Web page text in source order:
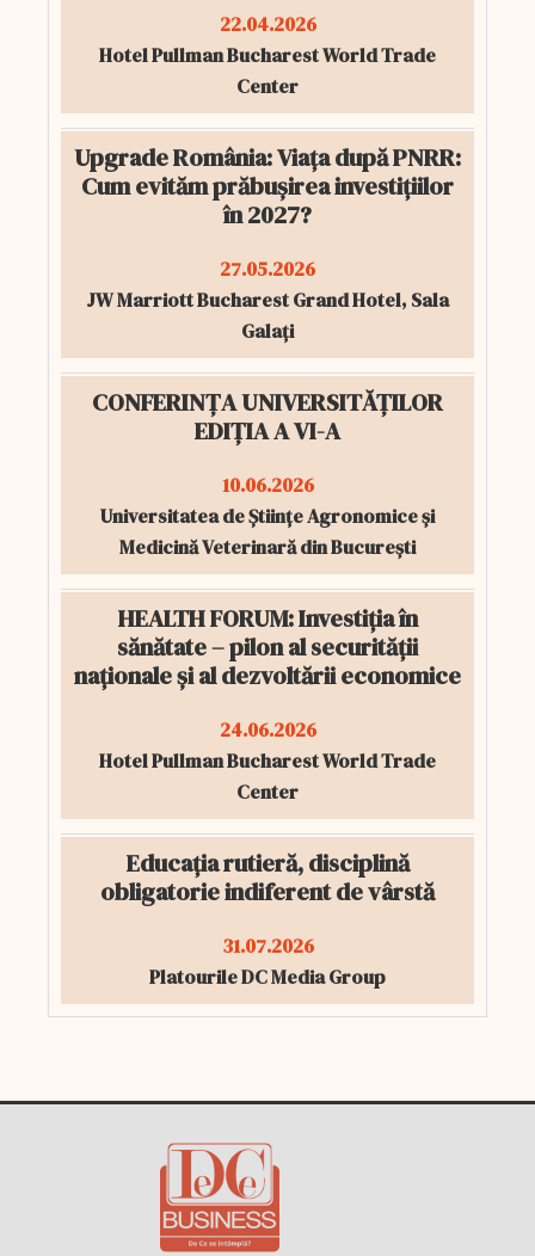
22.04.2026
Hotel Pullman Bucharest World Trade
Center
Upgrade România: Viața după PNRR:
Cum evităm prăbușirea investițiilor
în 2027?
27.05.2026
JW Marriott Bucharest Grand Hotel, Sala
Galați
CONFERINȚA UNIVERSITĂȚILOR
EDIȚIA A VI-A
10.06.2026
Universitatea de Științe Agronomice și
Medicină Veterinară din București
HEALTH FORUM: Investiția în
sănătate – pilon al securității
naționale și al dezvoltării economice
24.06.2026
Hotel Pullman Bucharest World Trade
Center
Educația rutieră, disciplină
obligatorie indiferent de vârstă
31.07.2026
Platourile DC Media Group